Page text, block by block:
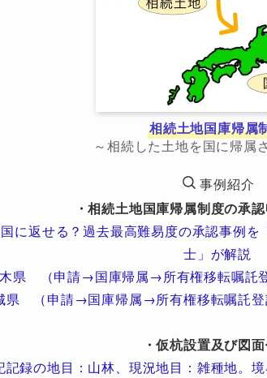
相続土地国庫帰属
～相続した土地を国に帰属
事例紹介
・相続土地国庫帰属制度の承
に返せる？過去最高難易度の承認事例
士」が解説
県 （申請→国庫帰属→所有権移転嘱託
県 （申請→国庫帰属→所有権移転嘱託登
・仮杭設置及び図
録の地目：山林、現況地目：雑種地。境